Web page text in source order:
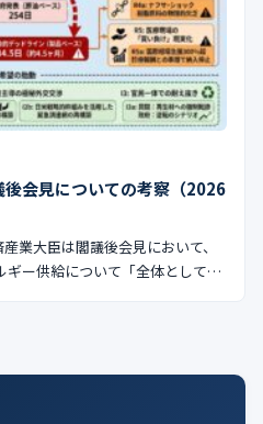
会見についての考察（2026
業大臣は閣議後会見において、
ギー供給について「全体として…